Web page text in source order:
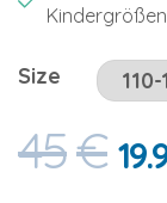
Size
45€